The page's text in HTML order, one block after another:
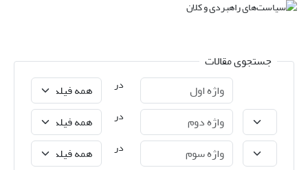
جستجوی مقالات
در
در
در